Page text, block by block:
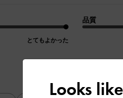
とてもよかった
品質
Looks